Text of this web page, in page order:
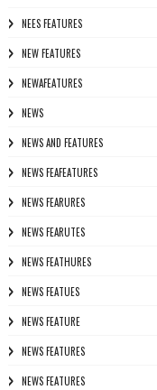
NEES FEATURES
NEW FEATURES
NEWAFEATURES
NEWS
NEWS AND FEATURES
NEWS FEAFEATURES
NEWS FEARURES
NEWS FEARUTES
NEWS FEATHURES
NEWS FEATUES
NEWS FEATURE
NEWS FEATURES
NEWS FEATURES